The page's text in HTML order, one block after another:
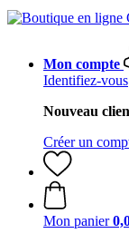
Mon compte
Identifiez-vous
Nouveau
Créer un
Mon panier